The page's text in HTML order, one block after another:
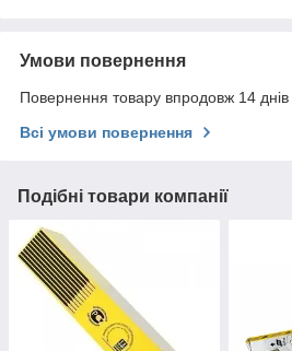
Умови повернення
Повернення товару впродовж 14 днів
Всі умови повернення
Подібні товари компанії